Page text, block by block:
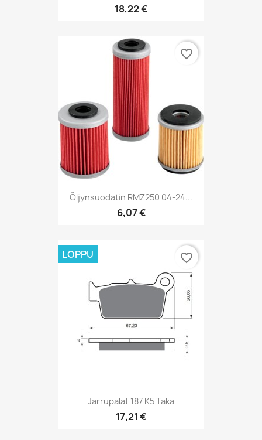
18,22 €
Öljynsuodatin RMZ250 04-24...
6,07 €
favorite_border
Jarrupalat 187 K5 Taka
17,21 €
LOPPU favorite_border